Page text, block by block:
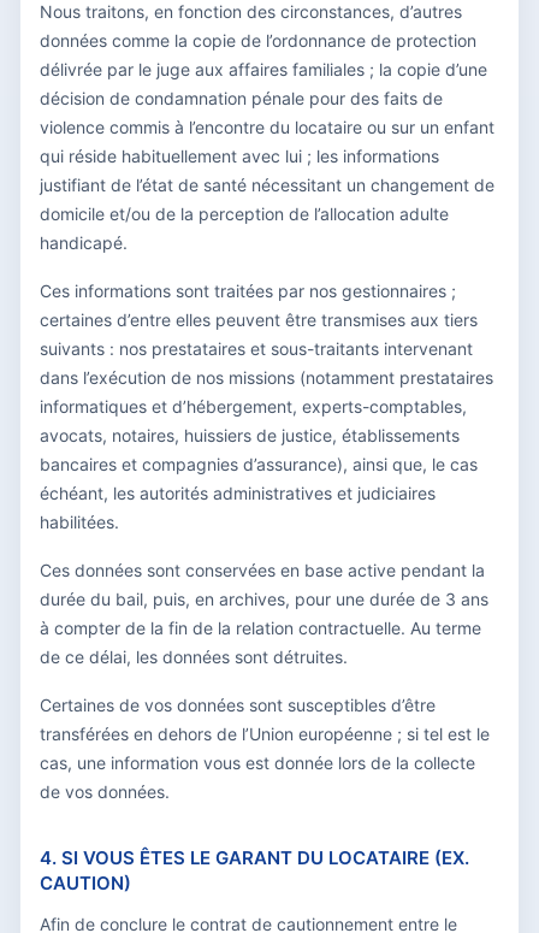
Nous traitons, en fonction des circonstances, d’autres
données comme la copie de l’ordonnance de protection
délivrée par le juge aux affaires familiales ; la copie d’une
décision de condamnation pénale pour des faits de
violence commis à l’encontre du locataire ou sur un enfant
qui réside habituellement avec lui ; les informations
justifiant de l’état de santé nécessitant un changement de
domicile et/ou de la perception de l’allocation adulte
handicapé.
Ces informations sont traitées par nos gestionnaires ;
certaines d’entre elles peuvent être transmises aux tiers
suivants : nos prestataires et sous-traitants intervenant
dans l’exécution de nos missions (notamment prestataires
informatiques et d’hébergement, experts-comptables,
avocats, notaires, huissiers de justice, établissements
bancaires et compagnies d’assurance), ainsi que, le cas
échéant, les autorités administratives et judiciaires
habilitées.
Ces données sont conservées en base active pendant la
durée du bail, puis, en archives, pour une durée de 3 ans
à compter de la fin de la relation contractuelle. Au terme
de ce délai, les données sont détruites.
Certaines de vos données sont susceptibles d’être
transférées en dehors de l’Union européenne ; si tel est le
cas, une information vous est donnée lors de la collecte
de vos données.
4. SI VOUS ÊTES LE GARANT DU LOCATAIRE (EX.
CAUTION)
Afin de conclure le contrat de cautionnement entre le